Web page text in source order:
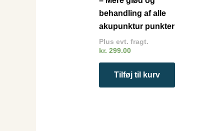
behandling af alle
akupunktur punkter
Plus evt. fragt.
kr. 299.00
Tilføj til kurv